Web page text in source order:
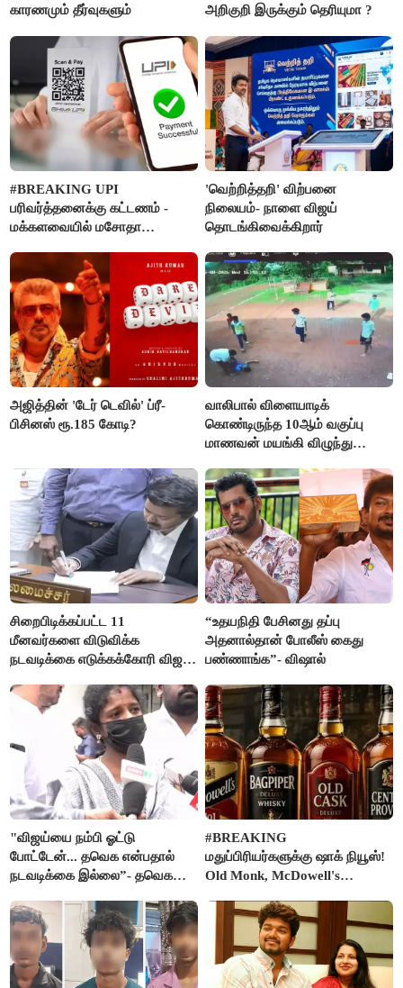
காரணமும் தீர்வுகளும்
அறிகுறி இருக்கும் தெரியுமா ?
#BREAKING UPI
பரிவர்த்தனைக்கு கட்டணம் -
மக்களவையில் மசோதா
'வெற்றித்தறி' விற்பனை
நிலையம்- நாளை விஜய்
தொடங்கிவைக்கிறார்
அஜித்தின் 'டேர் டெவில்' ப்ரீ-
பிசினஸ் ரூ.185 கோடி?
வாலிபால் விளையாடிக்
கொண்டிருந்த 10ஆம் வகுப்பு
மாணவன் மயங்கி விழுந்து
சிறைபிடிக்கப்பட்ட 11
மீனவர்களை விடுவிக்க
நடவடிக்கை எடுக்கக்கோரி விஜய்
“உதயநிதி பேசினது தப்பு
அதனால்தான் போலீஸ் கைது
பண்ணாங்க”- விஷால்
"விஜய்யை நம்பி ஓட்டு
போட்டேன்... தவெக என்பதால்
நடவடிக்கை இல்லை”- தவெக
கதறல்
#BREAKING
மதுப்பிரியர்களுக்கு ஷாக் நியூஸ்!
Old Monk, McDowell's
FSSAI தடை